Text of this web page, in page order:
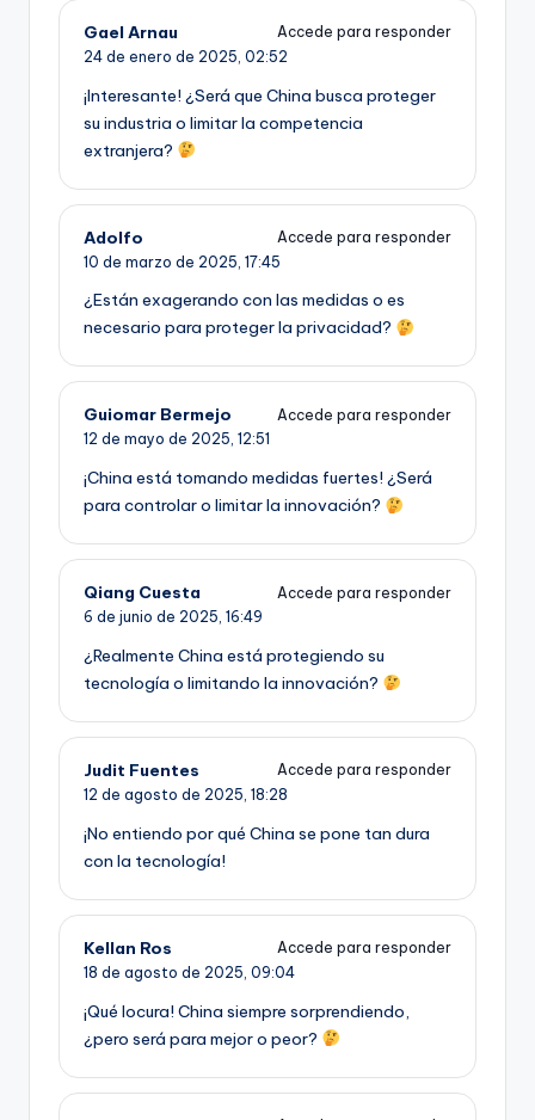
Gael Arnau
Accede para responder
24 de enero de 2025, 02:52
¡Interesante! ¿Será que China busca proteger
su industria o limitar la competencia
extranjera?
Adolfo
Accede para responder
10 de marzo de 2025, 17:45
¿Están exagerando con las medidas o es
necesario para proteger la privacidad?
Guiomar Bermejo
Accede para responder
12 de mayo de 2025, 12:51
¡China está tomando medidas fuertes! ¿Será
para controlar o limitar la innovación?
Qiang Cuesta
Accede para responder
6 de junio de 2025, 16:49
¿Realmente China está protegiendo su
tecnología o limitando la innovación?
Judit Fuentes
Accede para responder
12 de agosto de 2025, 18:28
¡No entiendo por qué China se pone tan dura
con la tecnología!
Kellan Ros
Accede para responder
18 de agosto de 2025, 09:04
¡Qué locura! China siempre sorprendiendo,
¿pero será para mejor o peor?